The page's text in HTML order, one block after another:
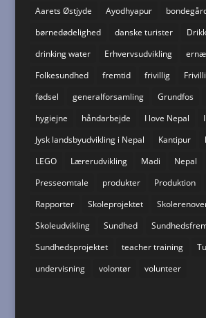
Aarets Østjyde Ayodhyapur
børnedødelighed
danske turister
drinking water
Erhvervsudvikling
Folkesundhed
fremtid frivillig
fødsel
generalforsamling Grundfos
hygiejne
håndarbejde I love Nepal
Jysk landsbyudvikling i Nepal
Kantipur
LEGO
Lærerudvikling Madi Nepal
Presseomtale
produkter Produktion
Rapporter
Skoleprojektet
Skoleudvikling
Sundhed
Sundhedsprojektet
teacher training
undervisning
volontør volunteer